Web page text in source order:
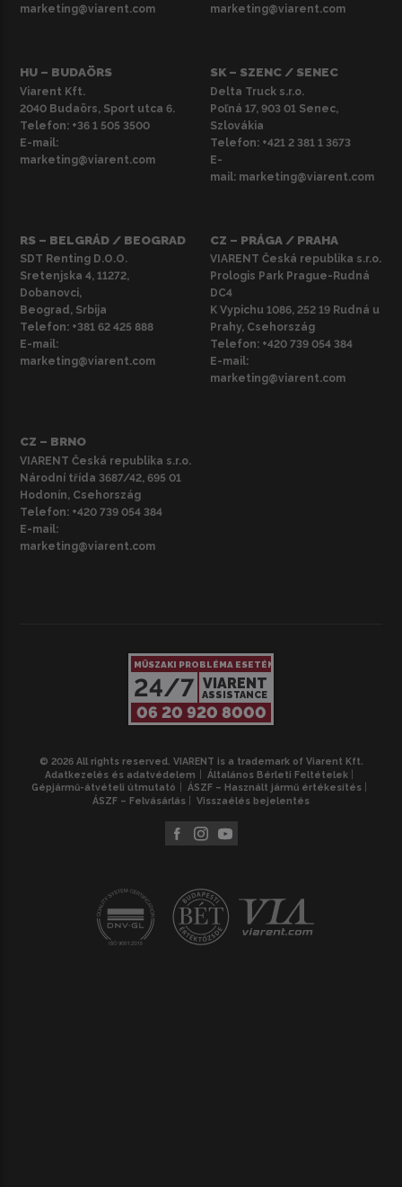
marketing@viarent.com
marketing@viarent.com
HU – BUDAÖRS
Viarent Kft.
2040 Budaörs, Sport utca 6.
Telefon: +36 1 505 3500
E-mail:
marketing@viarent.com
SK – SZENC / SENEC
Delta Truck s.r.o.
Poľná 17, 903 01 Senec,
Szlovákia
Telefon: +421 2 381 1 3673
E-
mail: marketing@viarent.com
RS – BELGRÁD / BEOGRAD
SDT Renting D.O.O.
Sretenjska 4, 11272,
Dobanovci,
Beograd, Srbija
Telefon: +381 62 425 888
E-mail:
marketing@viarent.com
CZ – PRÁGA / PRAHA
VIARENT Česká republika s.r.o.
Prologis Park Prague-Rudná
DC4
K Vypichu 1086, 252 19 Rudná u
Prahy, Csehország
Telefon: +420 739 054 384
E-mail:
marketing@viarent.com
CZ – BRNO
VIARENT Česká republika s.r.o.
Národní třída 3687/42, 695 01
Hodonín, Csehország
Telefon: +420 739 054 384
E-mail:
marketing@viarent.com
MŰSZAKI PROBLÉMA ESETÉN
24/7 VIARENT
ASSISTANCE
06 20 920 8000
© 2026 All rights reserved. VIARENT is a trademark of Viarent Kft.
Adatkezelés és adatvédelem
Általános Bérleti Feltételek
Gépjármű-átvételi útmutató
ÁSZF – Használt jármű értékesítés
ÁSZF – Felvásárlás
Visszaélés bejelentés